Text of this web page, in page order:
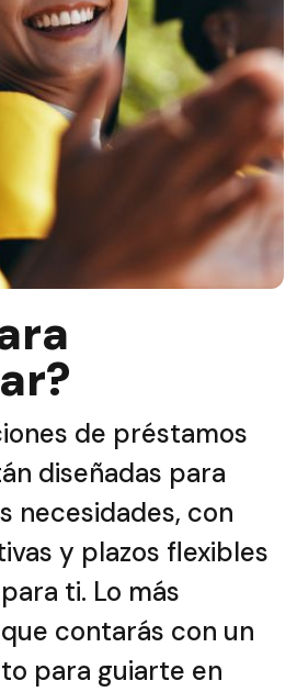
de préstamos
diseñadas para
necesidades, con
y plazos flexibles
ti. Lo más
contarás con un
para guiarte en